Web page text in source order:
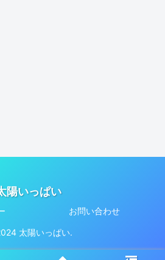
陽いっぱい
お問い合わせ
太陽いっぱい.